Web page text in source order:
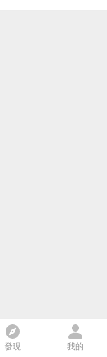
發現 我的